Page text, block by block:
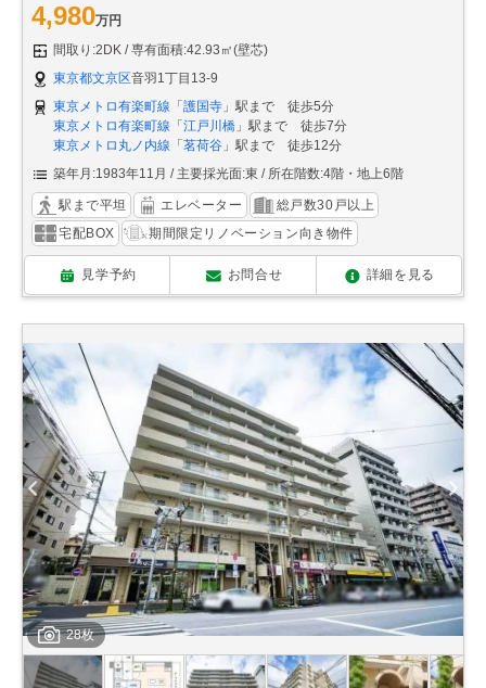
4,980万円
間取り:2DK
専有面積:42.93㎡(壁芯)
東京都文京区音羽1丁目13-9
東京メトロ有楽町線 「 護国寺 」駅まで 徒歩5分
東京メトロ有楽町線 「 江戸川橋 」駅まで 徒歩7分
東京メトロ丸ノ内線 「 茗荷谷 」駅まで 徒歩12分
築年月:1983年11月
主要採光面:東 所在階数:4階・地上6階
駅まで平坦 エレベーター
総戸数30戸以上
宅配BOX
期間限定リノベーション向き物件
見学予約 お問合せ 詳細を見る
28枚